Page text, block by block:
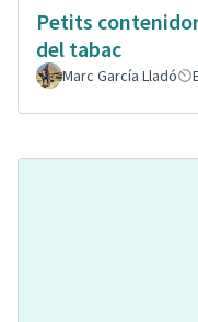
Petits
del tabac
Marc García Lladó